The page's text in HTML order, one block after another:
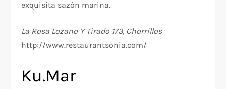
exquisita sazón marina.
La Rosa Lozano Y Tirado 173, Chorrillos
http://www.restaurantsonia.com/
Ku.Mar